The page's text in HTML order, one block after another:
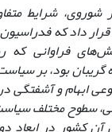
شوروی، شرایط
داد که
فراوانی که
گریبان بود، بر
ابهام و
سطوح مختلف
کشور در ابعاد